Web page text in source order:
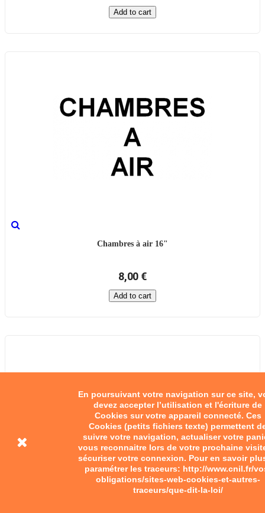
En poursuivant votre navigation sur ce site,
devez accepter l’utilisation et l'écriture de
Cookies sur votre appareil connecté. Ces
Cookies (petits fichiers texte) permettent
suivre votre navigation, actualiser votre
vous reconnaitre lors de votre prochaine
sécuriser votre connexion. Pour en savoir
paramétrer les traceurs: http://www.cnil.fr/
obligations/sites-web-cookies-et-autres-
traceurs/que-dit-la-loi/
Add to cart
Chambres à air 16"
8,00 €
Add to cart